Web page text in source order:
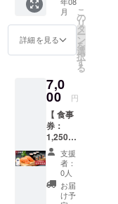
が見つかっ
「いつか、
開く」から
の「ベトナ
ムで繁盛店
の寿司屋を
その夢を今
まさに叶え
ようとして
せ支援
するこ
とも可
能です
場合も
お送り
する
メール
は1つと
させて
いただ
きます
VND｜
¥3,500
相当）
をお届
けしま
す。
で送る
食事券
画像を
お会計
の際に
スタッ
フまで
ご提示
くださ
い。 ※
LINEで
月
詳細を見る
こ
の
リ
タ
ー
ン
を
選
択
す
る
7,0
00 円
【 食事
券：
1,250,0
00 VND
】 当店
でのお
食事に
使える
支援
者：
0人
お届
け予